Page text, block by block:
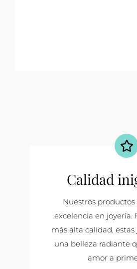
Calidad
Nuestros
excelencia en joyería.
más alta calidad,
una belleza radiante
amor a